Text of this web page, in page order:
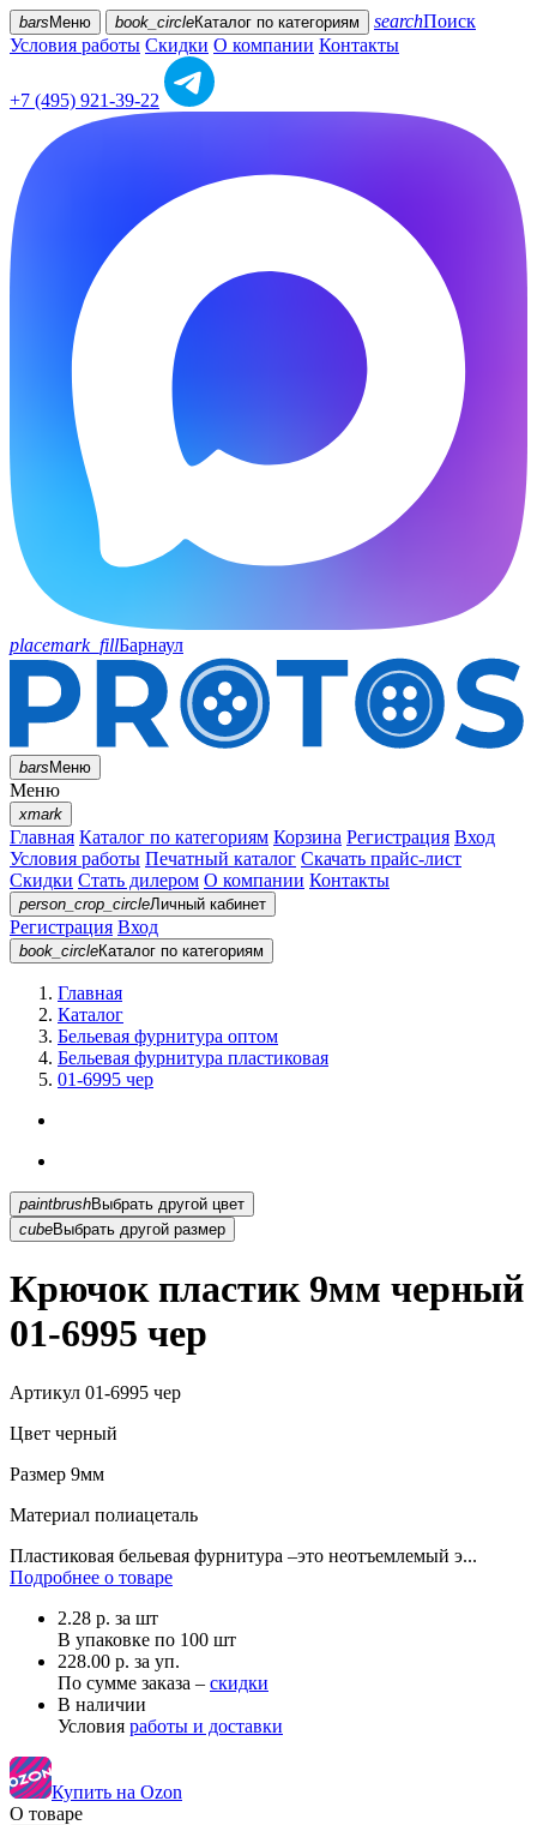
bars Меню book_circleКаталог по категориям searchПоиск
Условия работы Скидки О компании Контакты
+7 (495) 921-39-22
placemark_fillБарнаул
barsМеню
Меню
xmark
Главная Каталог по категориям Корзина Регистрация Вход
Условия работы Печатный каталог Скачать прайс-лист
Скидки Стать дилером О компании Контакты
person_crop_circleЛичный кабинет
Регистрация Вход
book_circleКаталог по категориям
Главная
Каталог
Бельевая фурнитура оптом
Бельевая фурнитура пластиковая
01-6995 чер
paintbrush
Выбрать другой цвет
cubeВыбрать другой размер
Крючок пластик 9мм черный
01-6995 чер
Артикул 01-6995 чер
Цвет черный
Размер 9мм
Материал полиацеталь
Пластиковая бельевая фурнитура –это неотъемлемый э...
Подробнее о товаре
2.28 р. за шт
В упаковке по 100 шт
228.00 р. за уп.
По сумме заказа – скидки
В наличии
Условия работы и доставки
Купить на Ozon
О товаре